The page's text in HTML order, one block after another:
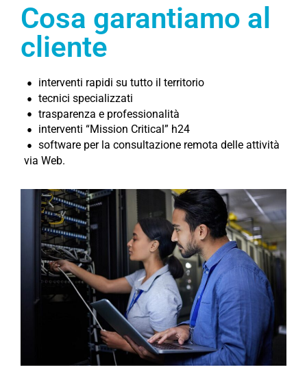
Cosa garantiamo al
cliente
interventi rapidi su tutto il territorio
tecnici specializzati
trasparenza e professionalità
interventi “Mission Critical” h24
software per la consultazione remota delle attività
via Web.